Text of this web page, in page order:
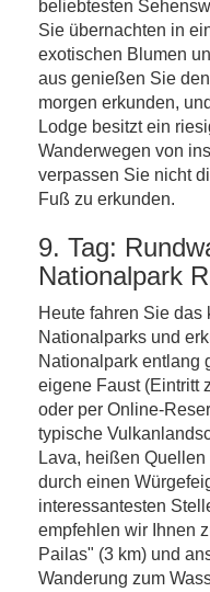
beliebtesten
Sie übernachten in
exotischen Blumen
aus genießen Sie
morgen erkunden,
Lodge besitzt ein
Wanderwegen von
verpassen Sie nicht
Fuß zu erkunden.
9. Tag:
Nationalpark
Heute fahren Sie
Nationalparks und
Nationalpark entlang
eigene Faust (Eintritt
oder per Online-
typische
Lava, heißen
durch einen
interessantesten
empfehlen wir Ihnen
Pailas" (3 km) und
Wanderung zum